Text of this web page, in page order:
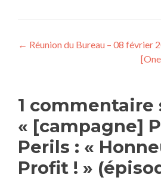
Navigation
← Réunion du Bureau – 08 février
1 commentaire
« [campagne]
Perils : «
Profit ! »